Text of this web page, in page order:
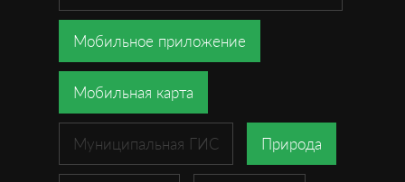
Мобильное приложение
Мобильная карта
Муниципальная ГИС Природа